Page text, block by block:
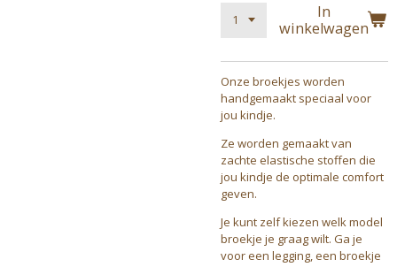
In
winkelwagen
Onze broekjes worden
handgemaakt speciaal voor
jou kindje.
Ze worden gemaakt van
zachte elastische stoffen die
jou kindje de optimale comfort
geven.
Je kunt zelf kiezen welk model
broekje je graag wilt. Ga je
voor een legging, een broekje